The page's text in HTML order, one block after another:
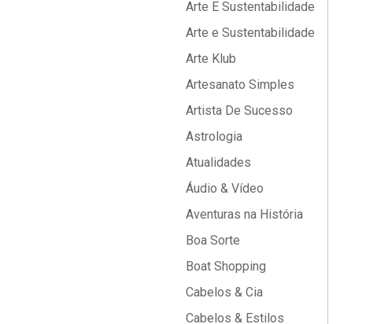
Arte E Sustentabilidade
Arte e Sustentabilidade
Arte Klub
Artesanato Simples
Artista De Sucesso
Astrologia
Atualidades
Áudio & Vídeo
Aventuras na História
Boa Sorte
Boat Shopping
Cabelos & Cia
Cabelos & Estilos